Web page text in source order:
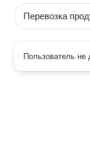
Перевозка
Пользователь не